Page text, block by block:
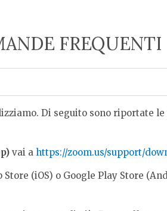
FREQUENTI
Di seguito sono riportate
vai a https://zoom.us/support/
Store (iOS) o Google Play Store